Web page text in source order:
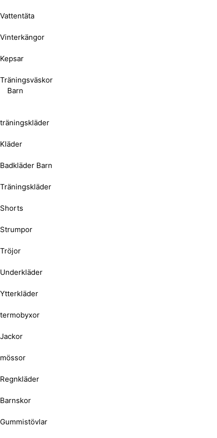
Vattentäta
Vinterkängor
Kepsar
Träningsväskor
Barn
träningskläder
Kläder
Badkläder Barn
Träningskläder
Shorts
Strumpor
Tröjor
Underkläder
Ytterkläder
termobyxor
Jackor
mössor
Regnkläder
Barnskor
Gummistövlar